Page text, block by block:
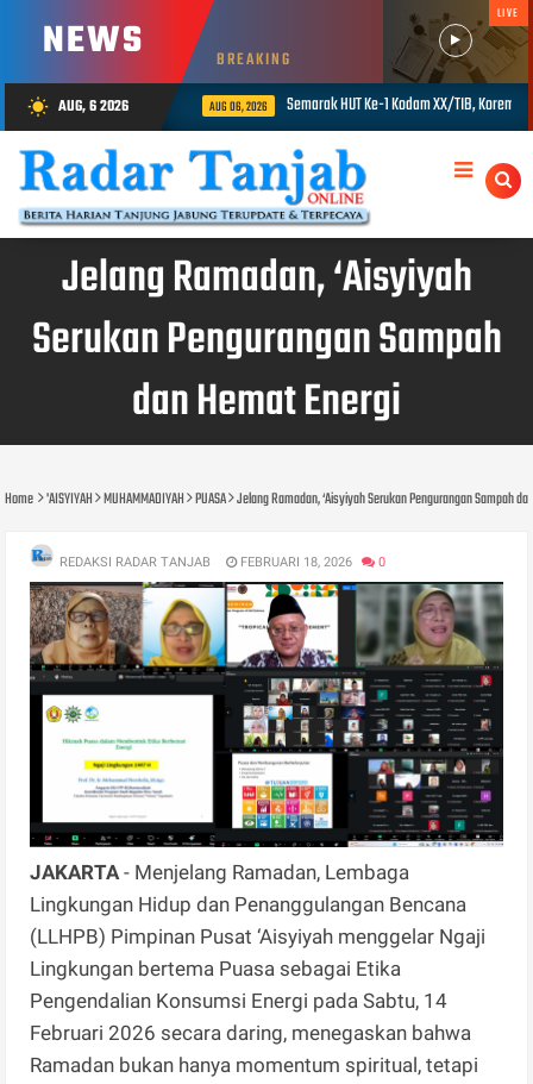
NEWS BREAKING
LIVE
wb_sunny AUG, 6 2026
06, 2026 Semarak HUT Ke-1 Kodam XX/TIB, Korem 042/Gapu Gelar Tenis, Voli dan Tarik
Jelang Ramadan, ‘Aisyiyah
Serukan Pengurangan Sampah
dan Hemat Energi
Home 'AISYIYAH MUHAMMADIYAH PUASA Jelang Ramadan, ‘Aisyiyah Serukan Pengurangan Sampah
REDAKSI RADAR TANJAB FEBRUARI 18, 2026 0
JAKARTA- Menjelang Ramadan, Lembaga
Lingkungan Hidup dan Penanggulangan Bencana
(LLHPB) Pimpinan Pusat ‘Aisyiyah menggelar Ngaji
Lingkungan bertema Puasa sebagai Etika
Pengendalian Konsumsi Energi pada Sabtu, 14
Februari 2026 secara daring, menegaskan bahwa
Ramadan bukan hanya momentum spiritual, tetapi